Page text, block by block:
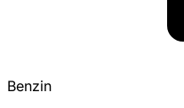
Benzin